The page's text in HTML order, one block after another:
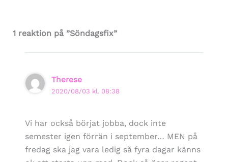
1 reaktion på ”Söndagsfix”
Therese
2020/08/03 kl. 08:38
Vi har också börjat jobba, dock inte
semester igen förrän i september… MEN på
fredag ska jag vara ledig så fyra dagar känns